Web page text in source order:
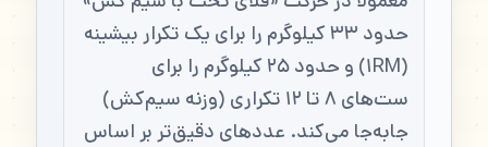
حدود ۳۳ کیلوگرم را برای یک تکرار بیشینه
(۱RM) و حدود ۲۵ کیلوگرم را برای
ست‌های ۸ تا ۱۲ تکراری (وزنه سیم‌کش)
جابه‌جا می‌کند. عددهای دقیق‌تر بر اساس